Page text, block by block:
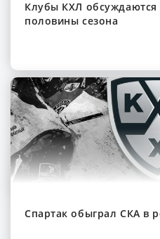
Клубы КХЛ обсуждаются
половины сезона
Спартак обыграл СКА в